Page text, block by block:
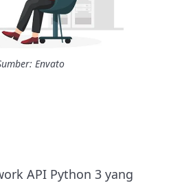
Envato
API Python 3 yang